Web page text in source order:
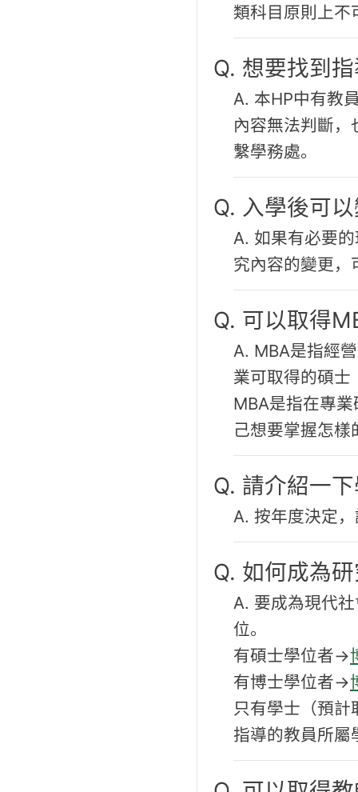
類科目原則上不
Q. 想要找到
A. 本HP中有教
內容無法判斷
繫學務處。
Q. 入學後可
A. 如果有必要
究內容的變更，
Q. 可以取得
A. MBA是指經
業可取得的碩士
MBA是指在專
己想要掌握怎
Q. 請介紹一
A. 按年度決定
Q. 如何成為
A. 要成為現代
位。
有碩士學位者→
有博士學位者→
只有學士（預
指導的教員所屬